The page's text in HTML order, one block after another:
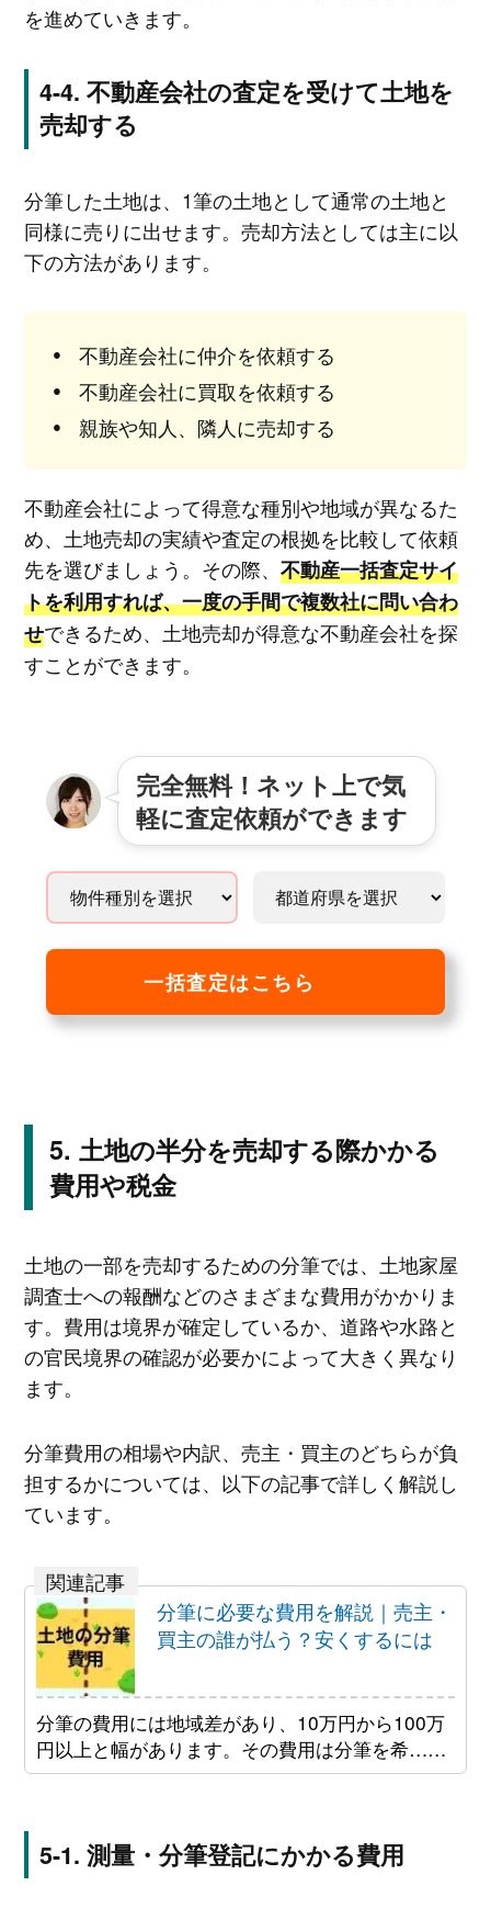
を進めていきます。
不動産会社の査定を受けて土地を
売却する
分筆した土地は、1筆の土地として通常の土地と
同様に売りに出せます。売却方法としては主に以
下の方法があります。
不動産会社に仲介を依頼する
不動産会社に買取を依頼する
親族や知人、隣人に売却する
不動産会社によって得意な種別や地域が異なるた
め、土地売却の実績や査定の根拠を比較して依頼
先を選びましょう。その際、 不動産一括査定サイ
トを利用すれば、一度の手間で複数社に問い合わ
せできるため、土地売却が得意な不動産会社を探
すことができます。
完全無料！ネット上で気
軽に査定依頼ができます
一括査定はこちら
土地の半分を売却する際かかる
費用や税金
土地の一部を売却するための分筆では、土地家屋
調査士への報酬などのさまざまな費用がかかりま
す。費用は境界が確定しているか、道路や水路と
の官民境界の確認が必要かによって大きく異なり
ます。
分筆費用の相場や内訳、売主・買主のどちらが負
担するかについては、以下の記事で詳しく解説し
ています。
分筆に必要な費用を解説｜売主・
買主の誰が払う？安くするには
分筆の費用には地域差があり、10万円から100万
円以上と幅があります。その費用は分筆を希……
測量・分筆登記にかかる費用